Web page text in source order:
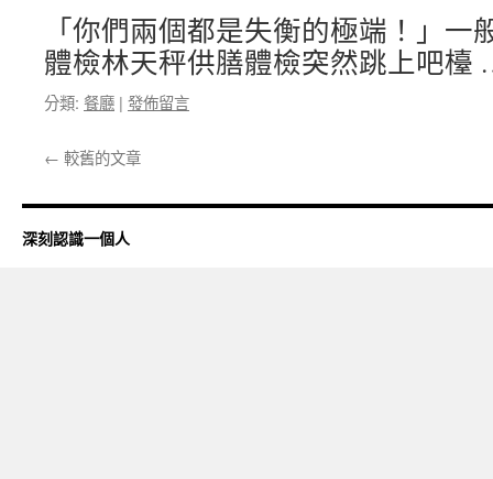
「你們兩個都是失衡的極端！」一
體檢林天秤供膳體檢突然跳上吧
分類: 餐廳 | 發佈留言
← 較舊的文章
深刻認識一個人